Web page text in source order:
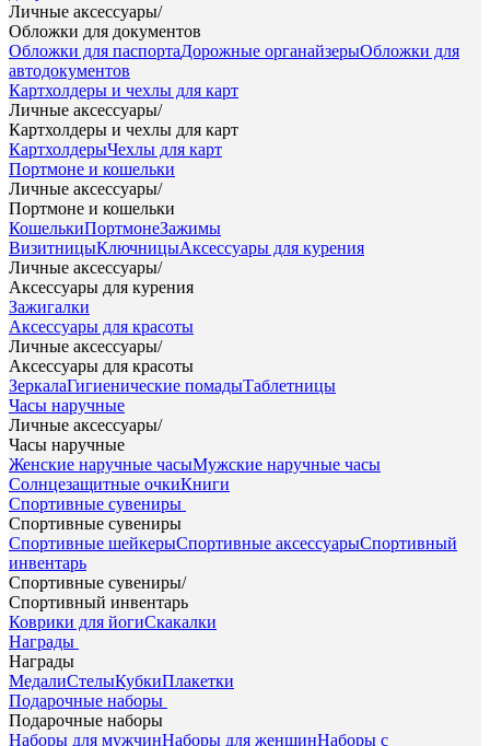
Личные аксессуары/
Обложки для документов
Обложки для паспортаДорожные органайзерыОбложки для
автодокументов
Картхолдеры и чехлы для карт
Личные аксессуары/
Картхолдеры и чехлы для карт
КартхолдерыЧехлы для карт
Портмоне и кошельки
Личные аксессуары/
Портмоне и кошельки
КошелькиПортмонеЗажимы
ВизитницыКлючницыАксессуары для курения
Личные аксессуары/
Аксессуары для курения
Зажигалки
Аксессуары для красоты
Личные аксессуары/
Аксессуары для красоты
ЗеркалаГигиенические помадыТаблетницы
Часы наручные
Личные аксессуары/
Часы наручные
Женские наручные часыМужские наручные часы
Солнцезащитные очкиКниги
Спортивные сувениры
Спортивные сувениры
Спортивные шейкерыСпортивные аксессуарыСпортивный
инвентарь
Спортивные сувениры/
Спортивный инвентарь
Коврики для йогиСкакалки
Награды
Награды
МедалиСтелыКубкиПлакетки
Подарочные наборы
Подарочные наборы
Наборы для мужчинНаборы для женщинНаборы с